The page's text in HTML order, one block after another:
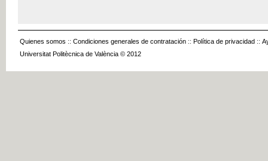
Quienes somos :: Condiciones generales de contratación :: Política de privacidad ::
Universitat Politècnica de València © 2012